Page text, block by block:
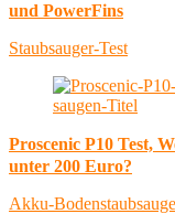
und PowerFins
Staubsauger-Test
Proscenic P10 Test,
unter 200 Euro?
Akku-